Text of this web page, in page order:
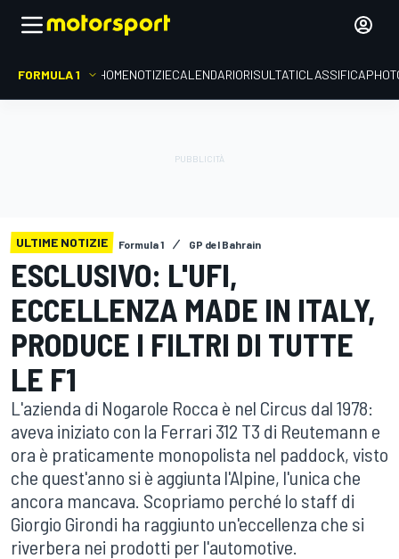
FORMULA 1 HOMENOTIZIECALENDARIORISULTATICLASSIFICA
ULTIME NOTIZIE Formula 1 GP del Bahrain
ESCLUSIVO: L'UFI,
ECCELLENZA MADE IN ITALY,
PRODUCE I FILTRI DI TUTTE
LE F1
L'azienda di Nogarole Rocca è nel Circus dal 1978:
aveva iniziato con la Ferrari 312 T3 di Reutemann e
ora è praticamente monopolista nel paddock, visto
che quest'anno si è aggiunta l'Alpine, l'unica che
ancora mancava. Scopriamo perché lo staff di
Giorgio Girondi ha raggiunto un'eccellenza che si
riverbera nei prodotti per l'automotive.